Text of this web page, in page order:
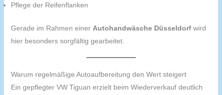
Pflege der Reifenflanken
Gerade im Rahmen einer Autohandwäsche Düsseldorfwird
hier besonders sorgfältig gearbeitet.
Warum regelmäßige Autoaufbereitung den Wert steigert
Ein gepflegter VW Tiguan erzielt beim Wiederverkauf deutlich